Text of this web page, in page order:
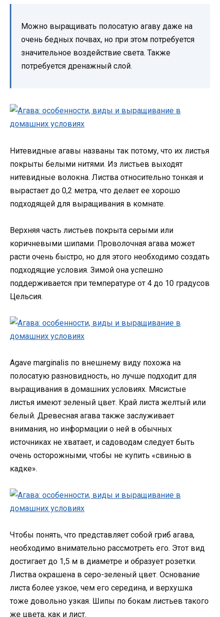
Можно выращивать полосатую агаву даже на
очень бедных почвах, но при этом потребуется
значительное воздействие света. Также
потребуется дренажный слой.
Нитевидные агавы названы так потому, что их листья
покрыты белыми нитями. Из листьев выходят
нитевидные волокна. Листва относительно тонкая и
вырастает до 0,2 метра, что делает ее хорошо
подходящей для выращивания в комнате.
Верхняя часть листьев покрыта серыми или
коричневыми шипами. Проволочная агава может
расти очень быстро, но для этого необходимо создать
подходящие условия. Зимой она успешно
поддерживается при температуре от 4 до 10 градусов
Цельсия.
Agave marginalis по внешнему виду похожа на
полосатую разновидность, но лучше подходит для
выращивания в домашних условиях. Мясистые
листья имеют зеленый цвет. Край листа желтый или
белый. Древесная агава также заслуживает
внимания, но информации о ней в обычных
источниках не хватает, и садоводам следует быть
очень осторожными, чтобы не купить «свинью в
кадке».
Чтобы понять, что представляет собой гриб агава,
необходимо внимательно рассмотреть его. Этот вид
достигает до 1,5 м в диаметре и образует розетки.
Листва окрашена в серо-зеленый цвет. Основание
листа более узкое, чем его середина, и верхушка
тоже довольно узкая. Шипы по бокам листьев такого
же цвета, как и лист.